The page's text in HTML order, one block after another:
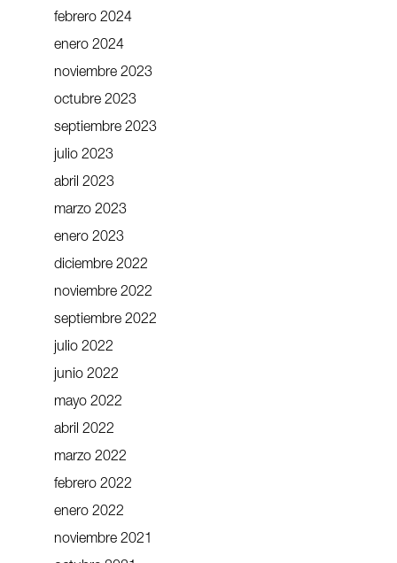
febrero 2024
enero 2024
noviembre 2023
octubre 2023
septiembre 2023
julio 2023
abril 2023
marzo 2023
enero 2023
diciembre 2022
noviembre 2022
septiembre 2022
julio 2022
junio 2022
mayo 2022
abril 2022
marzo 2022
febrero 2022
enero 2022
noviembre 2021